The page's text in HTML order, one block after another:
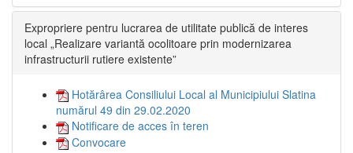
Expropriere pentru lucrarea de utilitate publică de interes
local „Realizare variantă ocolitoare prin modernizarea
infrastructurii rutiere existente”
Hotărârea Consiliului Local al Municipiului Slatina
numărul 49 din 29.02.2020
Notificare de acces în teren
Convocare